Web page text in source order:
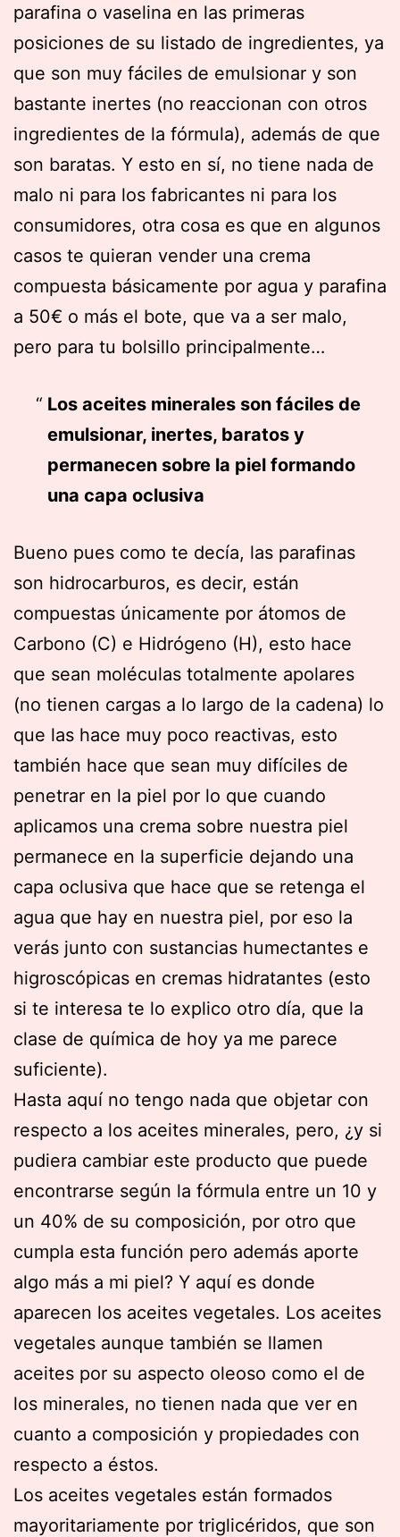
parafina o vaselina en las primeras
posiciones de su listado de ingredientes, ya
que son muy fáciles de emulsionar y son
bastante inertes (no reaccionan con otros
ingredientes de la fórmula), además de que
son baratas. Y esto en sí, no tiene nada de
malo ni para los fabricantes ni para los
consumidores, otra cosa es que en algunos
casos te quieran vender una crema
compuesta básicamente por agua y parafina
a 50€ o más el bote, que va a ser malo,
pero para tu bolsillo principalmente…
Los aceites minerales son fáciles de
emulsionar, inertes, baratos y
permanecen sobre la piel formando
una capa oclusiva
Bueno pues como te decía, las parafinas
son hidrocarburos, es decir, están
compuestas únicamente por átomos de
Carbono (C) e Hidrógeno (H), esto hace
que sean moléculas totalmente apolares
(no tienen cargas a lo largo de la cadena) lo
que las hace muy poco reactivas, esto
también hace que sean muy difíciles de
penetrar en la piel por lo que cuando
aplicamos una crema sobre nuestra piel
permanece en la superficie dejando una
capa oclusiva que hace que se retenga el
agua que hay en nuestra piel, por eso la
verás junto con sustancias humectantes e
higroscópicas en cremas hidratantes (esto
si te interesa te lo explico otro día, que la
clase de química de hoy ya me parece
suficiente).
Hasta aquí no tengo nada que objetar con
respecto a los aceites minerales, pero, ¿y si
pudiera cambiar este producto que puede
encontrarse según la fórmula entre un 10 y
un 40% de su composición, por otro que
cumpla esta función pero además aporte
algo más a mi piel? Y aquí es donde
aparecen los aceites vegetales. Los aceites
vegetales aunque también se llamen
aceites por su aspecto oleoso como el de
los minerales, no tienen nada que ver en
cuanto a composición y propiedades con
respecto a éstos.
Los aceites vegetales están formados
mayoritariamente por triglicéridos, que son